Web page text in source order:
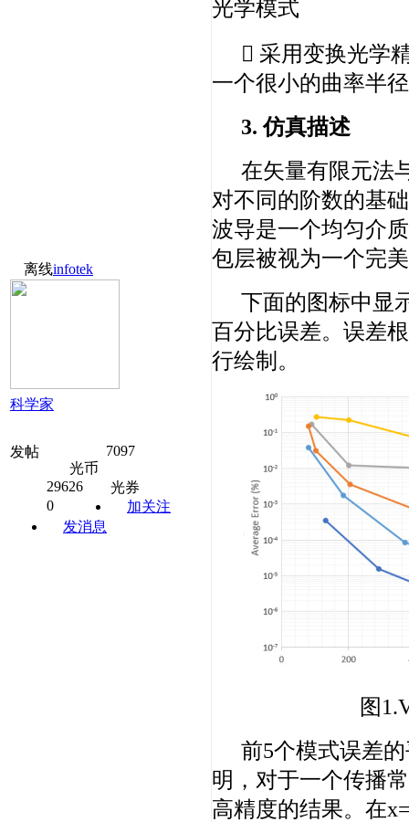
离线infotek
科学家
发帖
7097
光币
29626
光券
0
加关注
发消息
光学模式
 采用变换光学
一个很小的曲率半径
3. 仿真描述
在矢量有限元法
对不同的阶数的基
波导是一个均匀介
包层被视为一个完
下面的图标中显
百分比误差。误差
行绘制。
图
前5个模式误差
明，对于一个传播
高精度的结果。在